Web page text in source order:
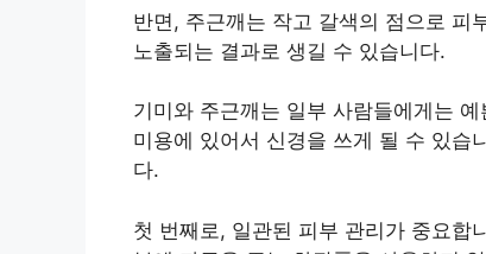
반면, 주근깨는 작고 갈색의 점으로 피
노출되는 결과로 생길 수 있습니다.
기미와 주근깨는 일부 사람들에게는
미용에 있어서 신경을 쓰게 될 수 있습
다.
첫 번째로, 일관된 피부 관리가 중요합